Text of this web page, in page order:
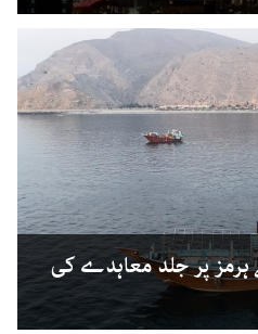
ہرمز پر جلد معاہدے کی